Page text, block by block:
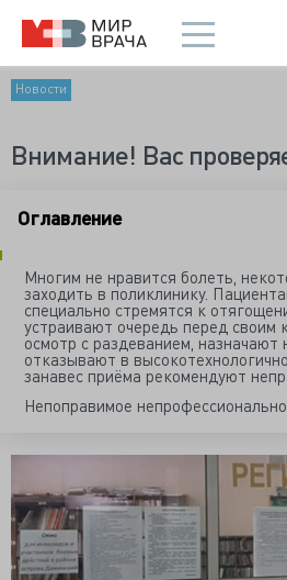
Новости
Внимание! Вас
Оглавление
Многим не нравится болеть,
заходить в поликлинику.
специально стремятся к
устраивают очередь перед своим
осмотр с раздеванием,
отказывают в
занавес приёма рекомендуют
Непоправимое